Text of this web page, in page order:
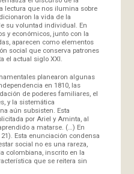
lectura que nos ilumina sobre
la vida de la
su voluntad individual. En
y económicos, junto con la
aparecen como elementos
social que conserva patrones
el actual siglo XXI.
planearon algunas
en 1810, las
de poderes familiares, el
y la sistemática
aún subsisten. Esta
por Ariel y Aminta, al
a matarse. (…) En
Esta enunciación condensa
social no es una rareza,
colombiana, inscrito en la
que se reitera sin